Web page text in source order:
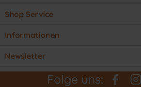
Shop Service
Informationen
Newsletter
Folge uns: